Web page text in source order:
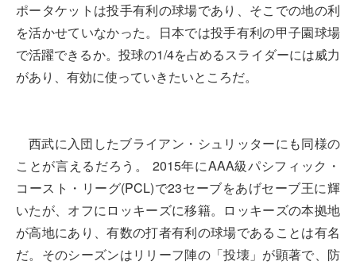
ポータケットは投手有利の球場であり、そこでの地の利
を活かせていなかった。日本では投手有利の甲子園球場
で活躍できるか。投球の1/4を占めるスライダーには威力
があり、有効に使っていきたいところだ。
西武に入団したブライアン・シュリッターにも同様の
ことが言えるだろう。 2015年にAAA級パシフィック・
コースト・リーグ(PCL)で23セーブをあげセーブ王に輝
いたが、オフにロッキーズに移籍。ロッキーズの本拠地
が高地にあり、有数の打者有利の球場であることは有名
だ。そのシーズンはリリーフ陣の「投壊」が顕著で、防